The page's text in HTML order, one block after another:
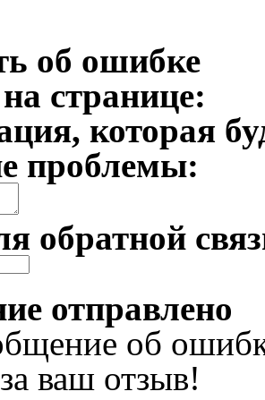
об ошибке
странице:
которая
проблемы:
обратной
отправлено
об
ваш отзыв!